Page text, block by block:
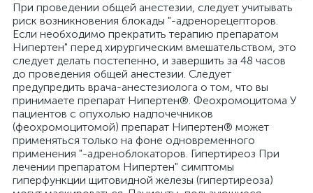
При проведении общей анестезии, следует учитывать
риск возникновения блокады "-адренорецепторов.
Если необходимо прекратить терапию препаратом
Нипертен" перед хирургическим вмешательством, это
следует делать постепенно, и завершить за 48 часов
до проведения общей анестезии. Следует
предупредить врача-анестезиолога о том, что вы
принимаете препарат Нипертен®. Феохромоцитома У
пациентов с опухолью надпочечников
(феохромоцитомой) препарат Нипертен® может
применяться только на фоне одновременного
применения "-адреноблокаторов. Гипертиреоз При
лечении препаратом Нипертен" симптомы
гиперфункции щитовидной железы (гипертиреоза)